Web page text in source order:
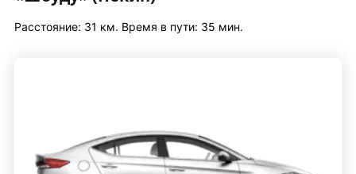
Расстояние: 31 км. Время в пути: 35 мин.